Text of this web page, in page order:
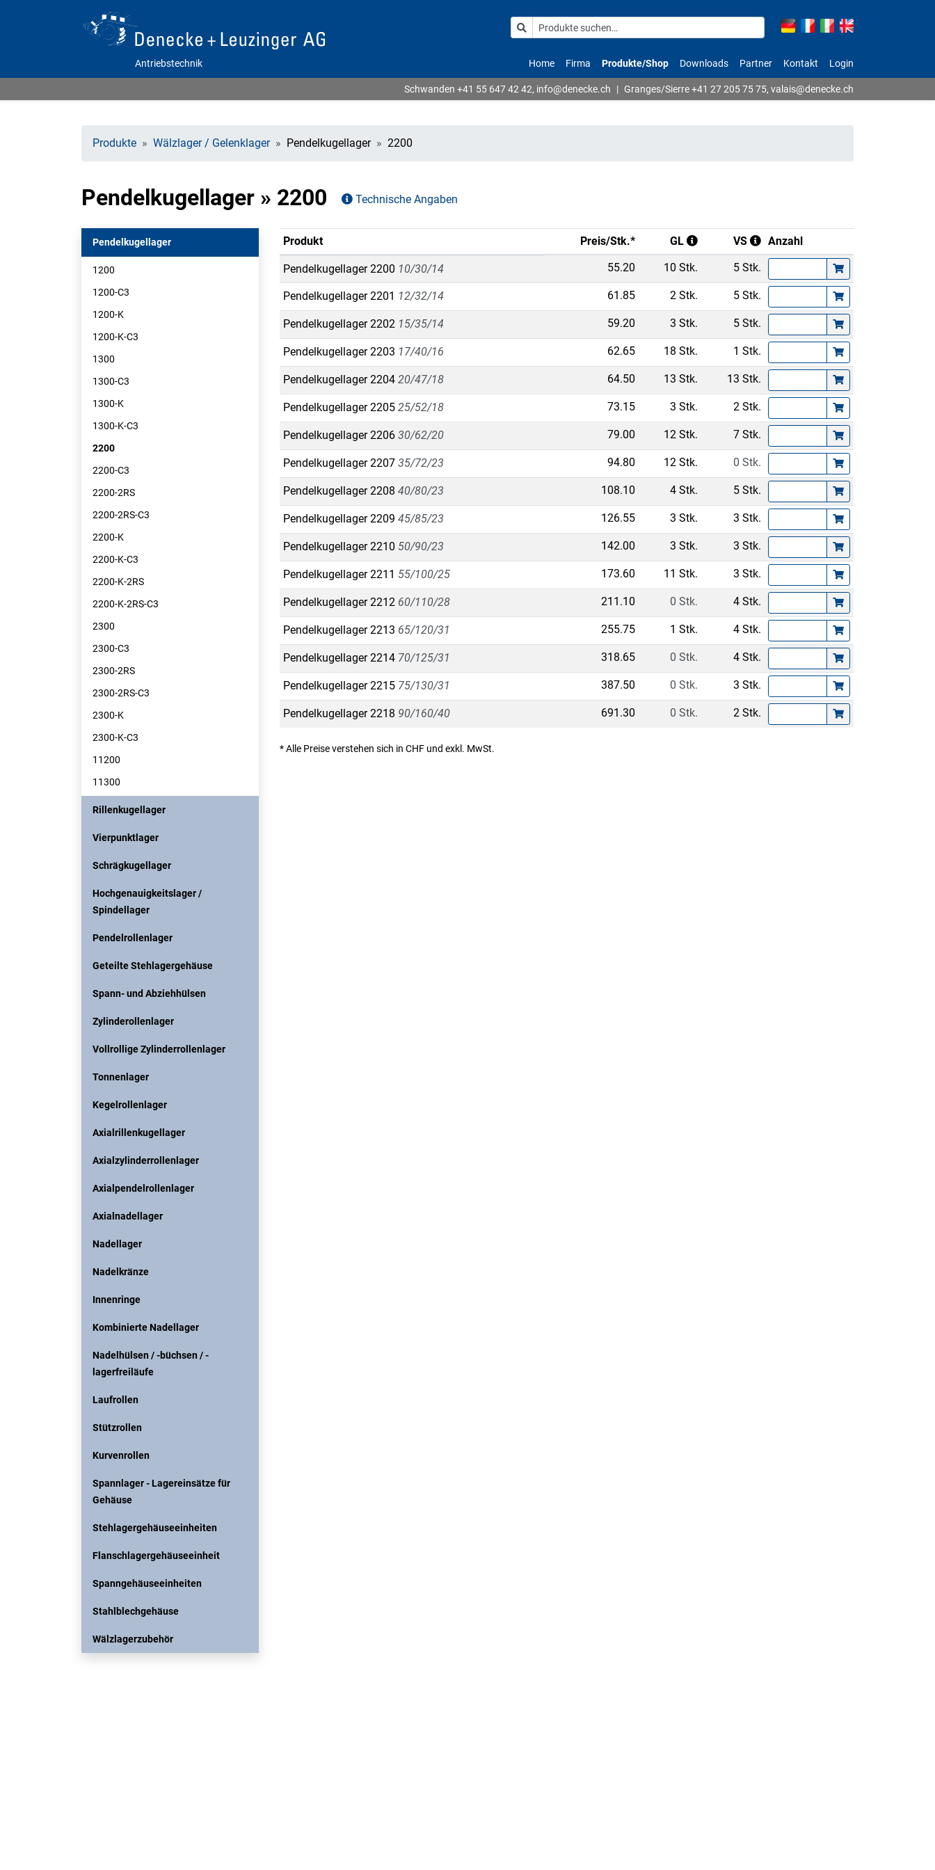
Antriebstechnik Home Firma Produkte/Shop Downloads Partner Kontakt Login
Schwanden +41 55 647 42 42, info@denecke.ch | Granges/Sierre+41 27 205 75 75, valais@denecke.ch
Produkte Wälzlager / Gelenklager Pendelkugellager 2200
Pendelkugellager » 2200 Technische Angaben
Pendelkugellager
1200
1200-C3
1200-K
1200-K-C3
1300
1300-C3
1300-K
1300-K-C3
2200
2200-C3
2200-2RS
2200-2RS-C3
2200-K
2200-K-C3
2200-K-2RS
2200-K-2RS-C3
2300
2300-C3
2300-2RS
2300-2RS-C3
2300-K
2300-K-C3
11200
11300
Rillenkugellager
Vierpunktlager
Schrägkugellager
Hochgenauigkeitslager /
Spindellager
Pendelrollenlager
Geteilte Stehlagergehäuse
Spann- und Abziehhülsen
Zylinderollenlager
Vollrollige Zylinderrollenlager
Tonnenlager
Kegelrollenlager
Axialrillenkugellager
Axialzylinderrollenlager
Axialpendelrollenlager
Axialnadellager
Nadellager
Nadelkränze
Innenringe
Kombinierte Nadellager
Nadelhülsen / -büchsen / -
lagerfreiläufe
Laufrollen
Stützrollen
Kurvenrollen
Spannlager - Lagereinsätze für
Gehäuse
Stehlagergehäuseeinheiten
Flanschlagergehäuseeinheit
Spanngehäuseeinheiten
Stahlblechgehäuse
Wälzlagerzubehör
Produkt Preis/Stk.* GL VS Anzahl
Pendelkugellager 2200 10/30/14 55.20 10 Stk. 5 Stk.
Pendelkugellager 2201 12/32/14 61.85 2 Stk. 5 Stk.
Pendelkugellager 2202 15/35/14 59.20 3 Stk. 5 Stk.
Pendelkugellager 2203 17/40/16 62.65 18 Stk. 1 Stk.
Pendelkugellager 2204 20/47/18 64.50 13 Stk. 13 Stk.
Pendelkugellager 2205 25/52/18 73.15 3 Stk. 2 Stk.
Pendelkugellager 2206 30/62/20 79.00 12 Stk. 7 Stk.
Pendelkugellager 2207 35/72/23 94.80 12 Stk. 0 Stk.
Pendelkugellager 2208 40/80/23 108.10 4 Stk. 5 Stk.
Pendelkugellager 2209 45/85/23 126.55 3 Stk. 3 Stk.
Pendelkugellager 2210 50/90/23 142.00 3 Stk. 3 Stk.
Pendelkugellager 2211 55/100/25 173.60 11 Stk. 3 Stk.
Pendelkugellager 2212 60/110/28 211.10 0 Stk. 4 Stk.
Pendelkugellager 2213 65/120/31 255.75 1 Stk. 4 Stk.
Pendelkugellager 2214 70/125/31 318.65 0 Stk. 4 Stk.
Pendelkugellager 2215 75/130/31 387.50 0 Stk. 3 Stk.
Pendelkugellager 2218 90/160/40 691.30 0 Stk. 2 Stk.
* Alle Preise verstehen sich in CHF und exkl. MwSt.